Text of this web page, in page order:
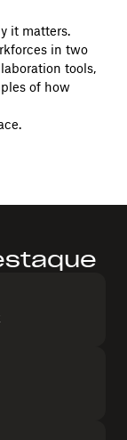
it matters.
in two
tools,
of how